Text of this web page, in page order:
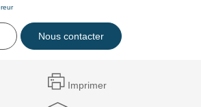
Nous contacter
Imprimer